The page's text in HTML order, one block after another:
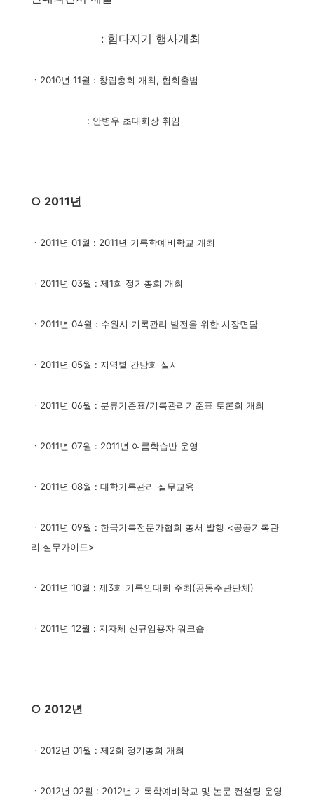
: 힘다지기 행사개최
ㆍ2010년 11월 : 창립총회 개최, 협회출범
: 안병우 초대회장 취임
○ 2011년
ㆍ2011년 01월 : 2011년 기록학예비학교 개최
ㆍ2011년 03월 : 제1회 정기총회 개최
ㆍ2011년 04월 : 수원시 기록관리 발전을 위한 시장면담
ㆍ2011년 05월 : 지역별 간담회 실시
ㆍ2011년 06월 : 분류기준표/기록관리기준표 토론회 개최
ㆍ2011년 07월 : 2011년 여름학습반 운영
ㆍ2011년 08월 : 대학기록관리 실무교육
ㆍ2011년 09월 : 한국기록전문가협회 총서 발행 <공공기록관
리 실무가이드>
ㆍ2011년 10월 : 제3회 기록인대회 주최(공동주관단체)
ㆍ2011년 12월 : 지자체 신규임용자 워크숍
○ 2012년
ㆍ2012년 01월 : 제2회 정기총회 개최
ㆍ2012년 02월 : 2012년 기록학예비학교 및 논문 컨설팅 운영